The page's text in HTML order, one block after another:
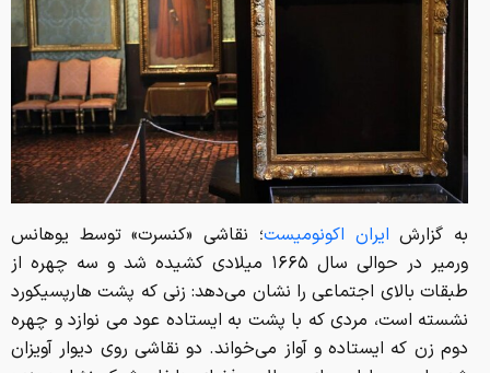
به گزارشایران اکونومیست؛ نقاشی «کنسرت» توسط یوهانس
ورمیر در حوالی سال ۱۶۶۵ میلادی کشیده شد و سه چهره از
طبقات بالای اجتماعی را نشان می‌دهد: زنی که پشت هارپسیکورد
نشسته است، مردی که با پشت به ایستاده عود می نوازد و چهره
دوم زن که ایستاده و آواز می‌خواند. دو نقاشی روی دیوار آویزان